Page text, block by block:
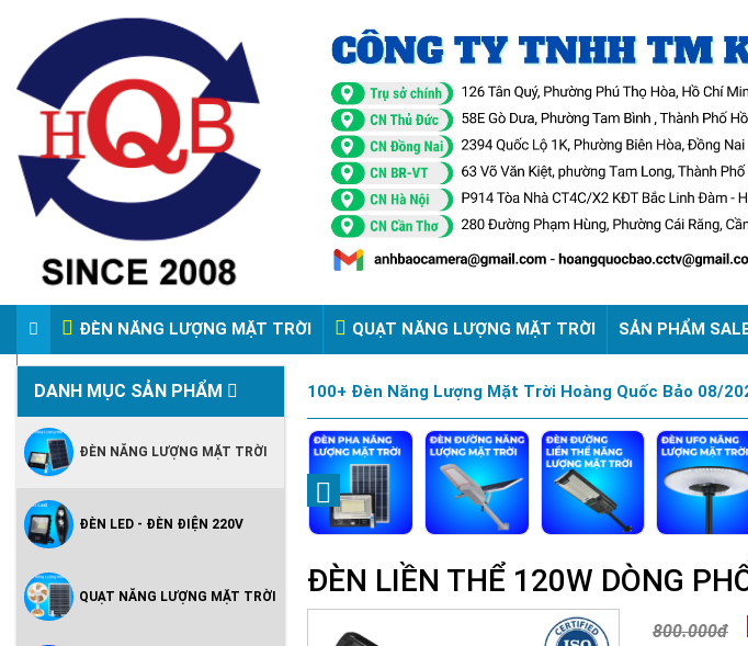
ĐÈN NĂNG LƯỢNG MẶT TRỜI QUẠT NĂNG LƯỢNG MẶT TRỜI SẢN PHẨM
VIDEO ĐÈN PHA ĐIỆN 220V
DANH MỤC SẢN PHẨM
ĐÈN NĂNG LƯỢNG MẶT TRỜI
ĐÈN LED - ĐÈN ĐIỆN 220V
QUẠT NĂNG LƯỢNG MẶT TRỜI
100+ Đèn Năng Lượng Mặt Trời Hoàng Quốc Bảo 08/
ĐÈN LIỀN THỂ 120W DÒNG
800.000đ